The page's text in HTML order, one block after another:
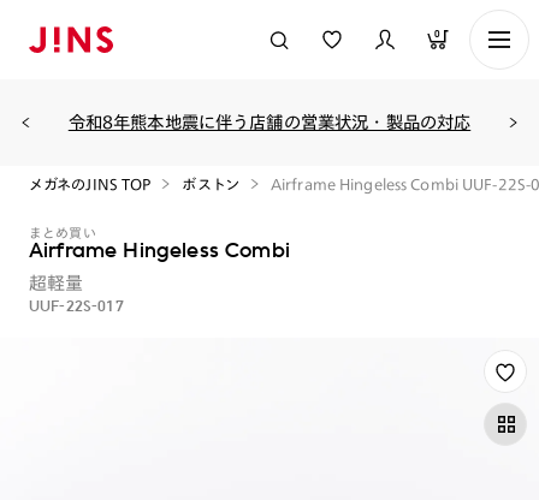
0
令和8年熊本地震に伴う店舗の営業状況・製品の対応
メガネのJINS TOP ボストン Airframe Hingeless Combi UUF-22S-
まとめ買い
Airframe Hingeless Combi
超軽量
UUF-22S-017